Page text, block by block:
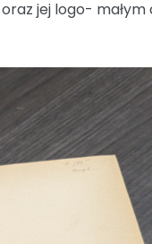
jej logo-